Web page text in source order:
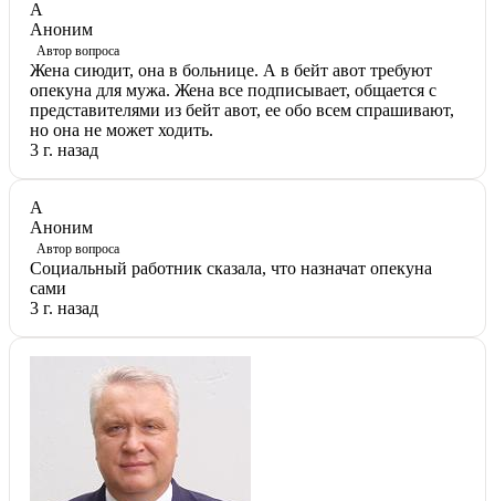
А
Аноним
Автор вопроса
Жена сиюдит, она в больнице. А в бейт авот требуют
опекуна для мужа. Жена все подписывает, общается с
представителями из бейт авот, ее обо всем спрашивают,
но она не может ходить.
3 г. назад
А
Аноним
Автор вопроса
Социальный работник сказала, что назначат опекуна
сами
3 г. назад